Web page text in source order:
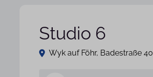
Studio 6
Wyk auf Föhr, Badestraße 40